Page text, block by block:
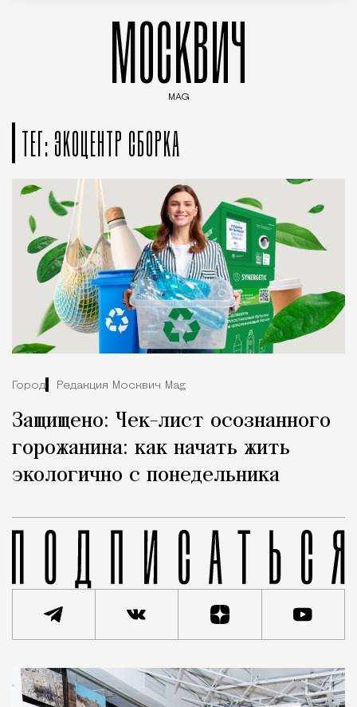
МОСКВИЧ
MAG
ТЕГ: ЭКОЦЕНТР СБОРКА
Город Редакция Москвич Mag
Защищено: Чек-лист осознанного
горожанина: как начать жить
экологично с понедельника